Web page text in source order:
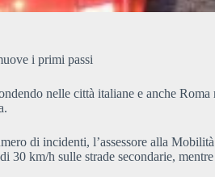
i primi passi
nelle città italiane e anche
di incidenti, l’assessore alla
30 km/h sulle strade secondarie,